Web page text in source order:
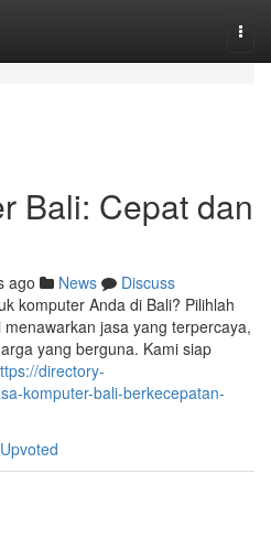
Bali: Cepat dan
ago News
Discuss
komputer Anda di Bali? Pilihlah
jasa yang terpercaya,
yang berguna. Kami siap
directory-
komputer-bali-berkecepatan-